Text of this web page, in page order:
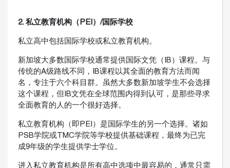
2. 私立教育机构（PEI）/国际学校
私立高中包括国际学校或私立教育机构。
新加坡大多数国际学校通常提供国际文凭（IB）课程。与
传统的A级路线不同，IB课程以其全面的教育方法而闻
名，专注于六个科目群。虽然大多数新加坡学生不会选择
这个课程，但IB文凭在全球范围内得到认可，是那些寻求
全面教育的人的一个很好选择。
私立教育机构（即PEI）是国际学生的另一个选择。诸如
PSB学院或TMC学院等学校提供基础课程，最终为已完
成9年级的学生提供学士学位。
进入私立教育机构是所有高中选项中最容易的，通常只需